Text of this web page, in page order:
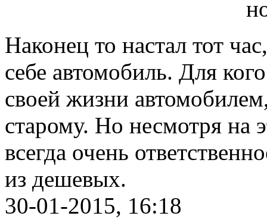
Наконец то настал тот
себе автомобиль. Для
своей жизни
старому. Но несмотря на
всегда очень
из дешевых.
30-01-2015, 16:18